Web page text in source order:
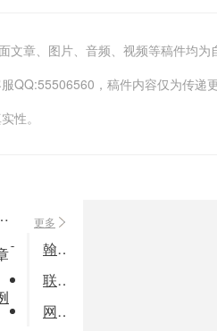
QQ:55506560，稿件内容仅为传递
性。
更多
平台开发
翰林塔式起重机维护3D互动学习系统
联创CRM管理系统解决方案
网动客户关系管理